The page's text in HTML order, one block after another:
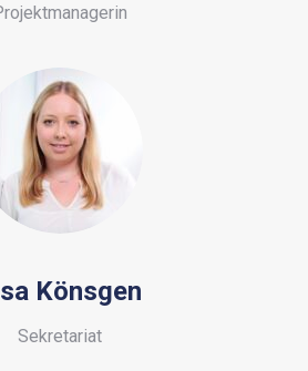
Könsgen
Sekretariat